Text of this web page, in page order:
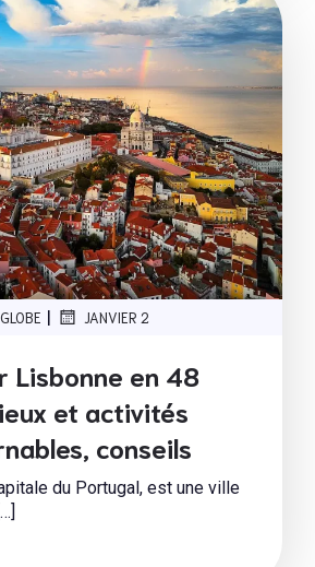
| JANVIER 2
Lisbonne en 48
et activités
conseils
du Portugal, est une ville